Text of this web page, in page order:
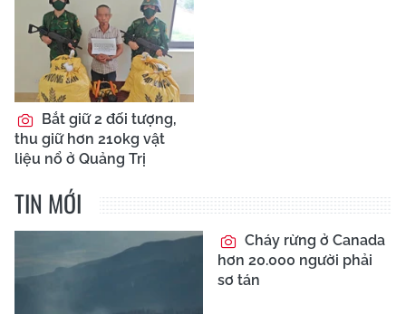
Bắt giữ 2 đối tượng,
thu giữ hơn 210kg vật
liệu nổ ở Quảng Trị
TIN MỚI
Cháy rừng ở Canada
hơn 20.000 người phải
sơ tán